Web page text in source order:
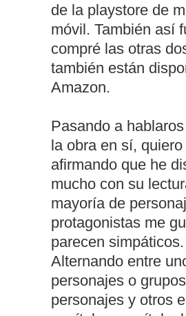
de la playstore de
móvil. También así
compré las otras
también están
Amazon.
Pasando a
la obra en sí,
afirmando que he
mucho con su
mayoría de
protagonistas me
parecen simpáticos.
Alternando entre
personajes o
personajes y otros